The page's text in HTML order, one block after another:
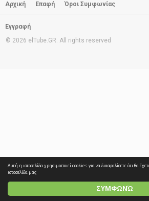
ΣΥΜΦΩΝΏ
Αυτή η ιστοσελίδα χρησιμοποιεί cookies για να διασφαλίσετε ότι θα
ιστοσελίδα μας
Αρχική Επαφή Όροι Συμφωνίας
Εγγραφή
© 2026 elTube.GR. All rights reserved